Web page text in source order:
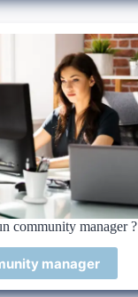
community manager ?
manager